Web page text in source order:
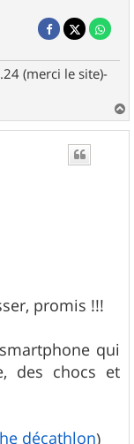
(merci le site)-
a
u
promis !!!
qui
des chocs et
décathlon)